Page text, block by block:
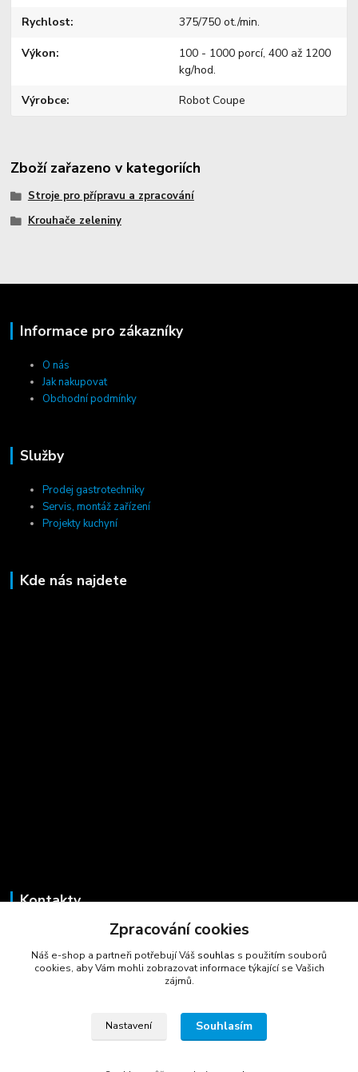
Rychlost 375/750 ot./min.
Výkon
100 - 1000 porcí, 400 až 1200
kg/hod.
Výrobce Robot Coupe
Zboží zařazeno v kategoriích
Stroje pro přípravu a zpracování
Krouhače zeleniny
Informace pro zákazníky
O nás
Jak nakupovat
Obchodní podmínky
Služby
Prodej gastrotechniky
Servis, montáž zařízení
Projekty kuchyní
Kde nás najdete
Kontakty
+420 723 725 881
(Po-Pá, 8-16 hod.)
Zpracování cookies
Náš e-shop a partneři potřebují Váš souhlas s použitím souborů
cookies, aby Vám mohli zobrazovat informace týkající se Vašich
zájmů.
Nastavení Souhlasím